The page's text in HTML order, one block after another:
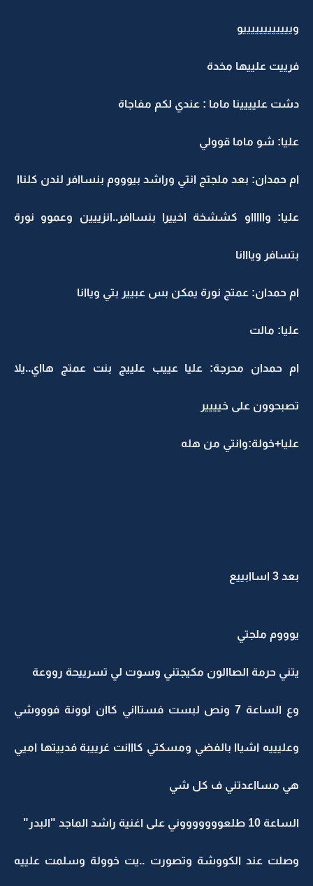
وييييييييييييو
فرييت علييها مخدة
دشت عليييينا ماما : عندي لكم مفاجاة
عليا: شو ماما قوولي
ام حمدان: بعد ملجتج انتي وراشد بيوووم بنساافر لندن كلناا
عليا: واااااو كششخة اخييرا بنساافر..انزييين وعموو نورة
بتسافر ويااانا
ام حمدان: عمتج نورة يمكن بس عبيير بتي وياانا
عليا: مالت
ام حمدان محرجة: عليا عييب علييج بنت عمتج هااي..يلا
تصبحوون على خيييير
عليا+خولة:وانتي من هله
بعد 3 اساابييع
يوووم ملجتي
يتني حرمة الصاالون مكيجتني وسوت لي تسرييحة رووعة
وع الساعة 7 ونص لبست فستااني كاان لوونة فوووشي
وعليييه اشياا بالفضي ومسكتي كااانت غرييبة فدييتها اميي
هي مسااعدتني ف كل شي
الساعة 10 طلعوووووووني على اغنية راشد الماجد "البدر"
وصلت عند الكووشة وتصورت ..يت خوولة وسلمت علييه